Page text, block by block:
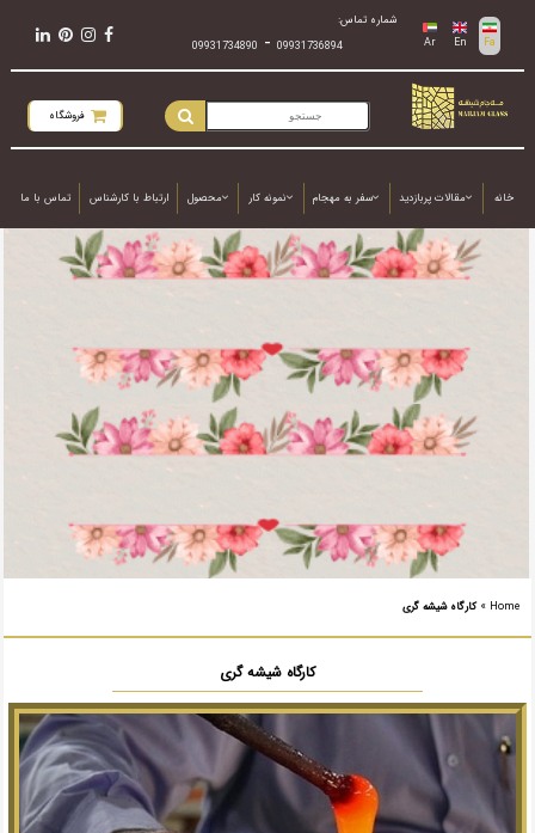
Fa
En
Ar
شماره تماس:
09931736894
-
09931734890
فروشگاه
خانه مقالات پربازدید سفر به مهجام نمونه کار محصول ارتباط با کارشناس تماس با ما
Home
»کارگاه شیشه گری
کارگاه شیشه گری